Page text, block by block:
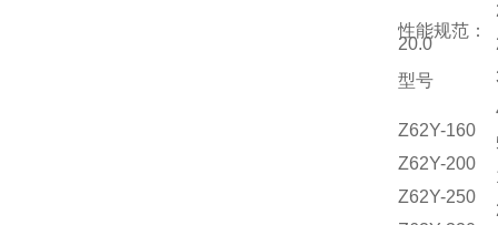
性能规范：
型号
Z62Y-160
Z62Y-200
Z62Y-250
20.0